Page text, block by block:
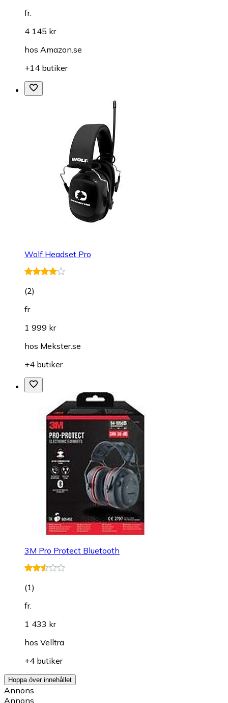
fr.
4 145 kr
hos Amazon.se
+14 butiker
Wolf Headset Pro
(2)
fr.
1 999 kr
hos Mekster.se
+4 butiker
3M Pro Protect Bluetooth
(1)
fr.
1 433 kr
hos Velltra
+4 butiker
Hoppa över innehållet
Annons
Annons